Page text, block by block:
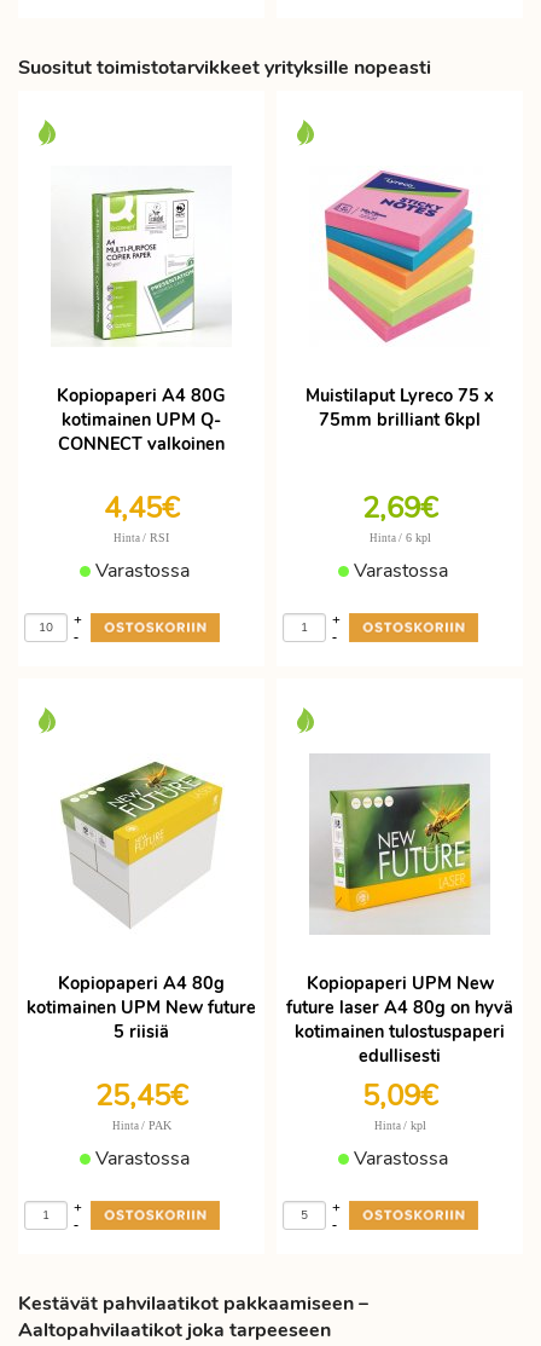
Suositut toimistotarvikkeet yrityksille nopeasti
Kopiopaperi A4 80G
kotimainen UPM Q-
CONNECT valkoinen
4,45€
Hinta / RSI
Varastossa
-
+
Muistilaput Lyreco 75 x
75mm brilliant 6kpl
2,69€
Hinta / 6 kpl
Varastossa
-
+
Kopiopaperi A4 80g
kotimainen UPM New future
5 riisiä
25,45€
Hinta / PAK
Varastossa
-
+
Kopiopaperi UPM New
future laser A4 80g on hyvä
kotimainen tulostuspaperi
edullisesti
5,09€
Hinta / kpl
Varastossa
-
+
Kestävät pahvilaatikot pakkaamiseen –
Aaltopahvilaatikot joka tarpeeseen